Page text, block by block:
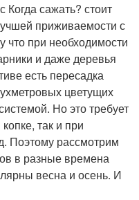
Когда сажать? стоит
приживаемости с
что при необходимости
и даже деревья
есть пересадка
цветущих
Но это требует
так и при
Поэтому рассмотрим
в разные времена
весна и осень. И